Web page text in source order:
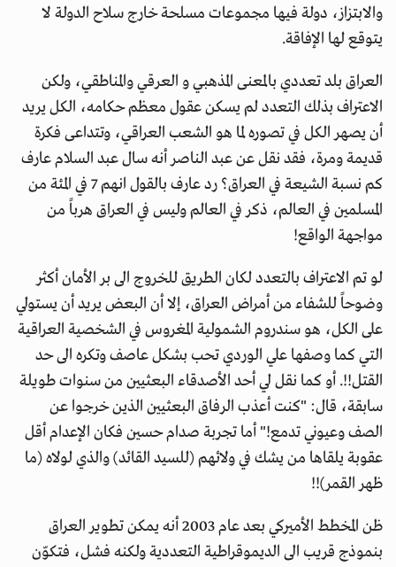
والابتزاز، دولة فيها مجموعات مسلحة خارج سلاح الدولة لا
يتوقع لها الإفاقة.
العراق بلد تعددي بالمعنى المذهبي و العرقي والمناطقي، ولكن
الاعتراف بذلك التعدد لم يسكن عقول معظم حكامه، الكل يريد
أن يصهر الكل في تصوره لما هو الشعب العراقي، وتتداعى فكرة
قديمة ومرة، فقد نقل عن عبد الناصر أنه سال عبد السلام عارف
كم نسبة الشيعة في العراق؟ رد عارف بالقول انهم 7 في المئة من
المسلمين في العالم، ذكر في العالم وليس في العراق هرباً من
مواجهة الواقع!
لو تم الاعتراف بالتعدد لكان الطريق للخروج الى بر الأمان أكثر
وضوحاً للشفاء من أمراض العراق، إلا أن البعض يريد أن يستولي
على الكل، هو سندروم الشمولية المغروس في الشخصية العراقية
التي كما وصفها علي الوردي تحب بشكل عاصف وتكره الى حد
القتل!!. أو كما نقل لي أحد الأصدقاء البعثيين من سنوات طويلة
سابقة، قال: "كنت أعذب الرفاق البعثيين الذين خرجوا عن
الصف وعيوني تدمع!" أما تجربة صدام حسين فكان الإعدام أقل
عقوبة يلقاها من يشك في ولائهم (للسيد القائد) والذي لولاه (ما
ظهر القمر)!!
ظن المخطط الأميركي بعد عام 2003 أنه يمكن تطوير العراق
بنموذج قريب الى الديموقراطية التعددية ولكنه فشل، فتكوّن